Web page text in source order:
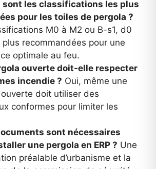
sont les classifications les plus
pour les toiles de pergola ?
M0 à M2 ou B-s1, d0
plus recommandées pour une
optimale au feu.
ouverte doit-elle respecter
incendie ? Oui, même une
doit utiliser des
conformes pour limiter les
sont nécessaires
une pergola en ERP ? Une
préalable d’urbanisme et la